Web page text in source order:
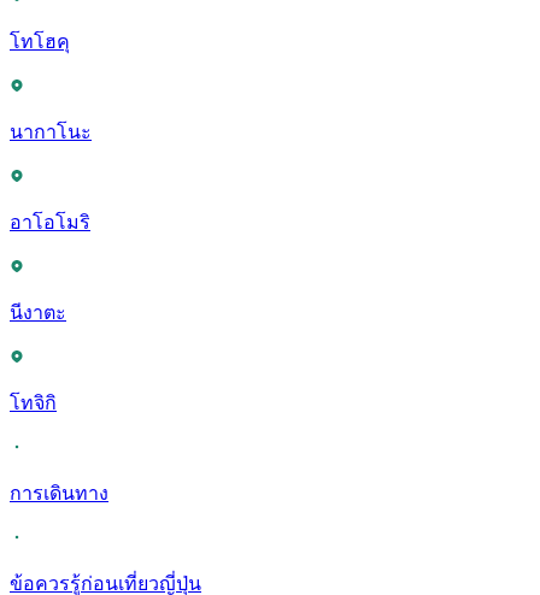
โทโฮคุ
นากาโนะ
อาโอโมริ
นีงาตะ
โทจิกิ
การเดินทาง
ข้อควรรู้ก่อนเที่ยวญี่ปุ่น